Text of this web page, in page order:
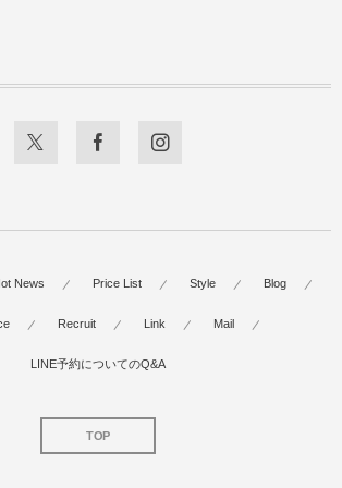
News Price List Style Blog
Recruit Link Mail
LINE予約についてのQ&A
TOP